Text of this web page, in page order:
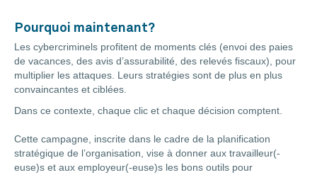
Pourquoi maintenant?
Les cybercriminels profitent de moments clés (envoi des paies
de vacances, des avis d’assurabilité, des relevés fiscaux), pour
multiplier les attaques. Leurs stratégies sont de plus en plus
convaincantes et ciblées.
Dans ce contexte, chaque clic et chaque décision comptent.
Cette campagne, inscrite dans le cadre de la planification
stratégique de l’organisation, vise à donner aux travailleur(-
euse)s et aux employeur(-euse)s les bons outils pour